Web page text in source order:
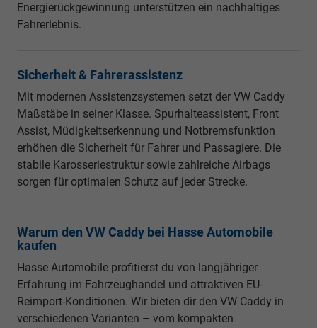
Energierückgewinnung unterstützen ein nachhaltiges
Fahrerlebnis.
Sicherheit & Fahrerassistenz
Mit modernen Assistenzsystemen setzt der VW Caddy
Maßstäbe in seiner Klasse. Spurhalteassistent, Front
Assist, Müdigkeitserkennung und Notbremsfunktion
erhöhen die Sicherheit für Fahrer und Passagiere. Die
stabile Karosseriestruktur sowie zahlreiche Airbags
sorgen für optimalen Schutz auf jeder Strecke.
Warum den VW Caddy bei Hasse Automobile
kaufen
Hasse Automobile profitierst du von langjähriger
Erfahrung im Fahrzeughandel und attraktiven EU-
Reimport-Konditionen. Wir bieten dir den VW Caddy in
verschiedenen Varianten – vom kompakten